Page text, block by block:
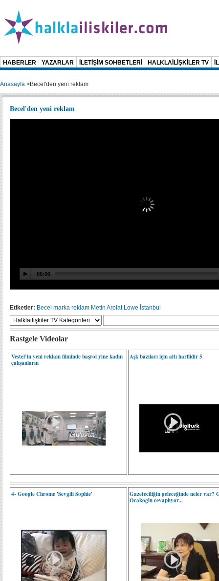
HABERLER YAZARLAR İLETİŞİM SOHBETLERİ HALKLAİLİŞKİLER TV
Anasayfa >Becel'den yeni reklam
Becel'den yeni reklam
Etiketler: Becel marka reklam Metin Arolat Lowe İstanbul
Rastgele Videolar
Vestel’in yeni reklam filminde başrol yine kadın
çalışanların
Aşk bazıları için altı harflidir 5
4- Google Chrome 'Sevgili Sophie'
Gazeteciliğin geleceğinde neler var?
Ocakoğlu cevaplıyor...